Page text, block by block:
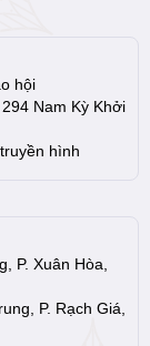
hội
Nam Kỳ Khởi
hình
P. Xuân Hòa,
P. Rạch Giá,